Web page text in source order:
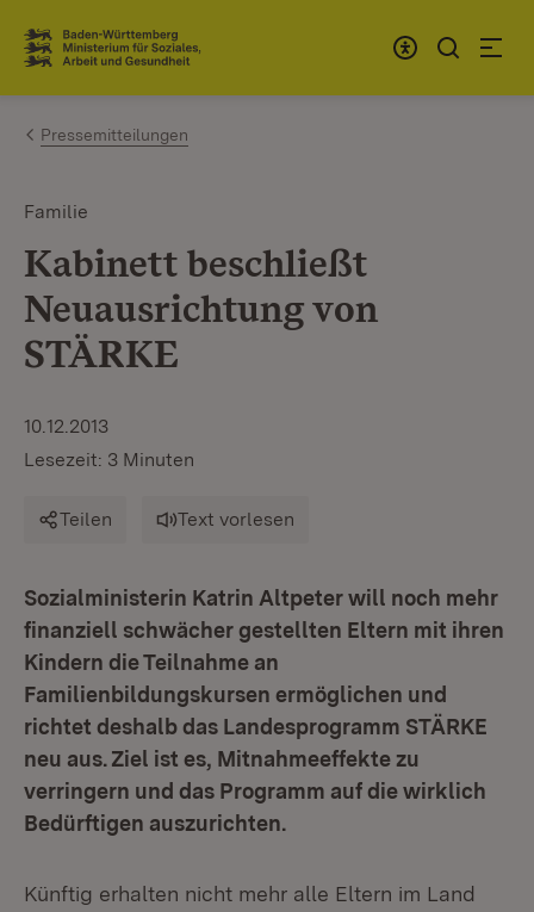
Zum Inhalt springen
Link zur Startseite
Pressemitteilungen
Familie
Kabinett beschließt
Neuausrichtung von
STÄRKE
10.12.2013
Lesezeit: 3 Minuten
Teilen Text vorlesen
Sozialministerin Katrin Altpeter will noch mehr
finanziell schwächer gestellten Eltern mit ihren
Kindern die Teilnahme an
Familienbildungskursen ermöglichen und
richtet deshalb das Landesprogramm STÄRKE
neu aus. Ziel ist es, Mitnahmeeffekte zu
verringern und das Programm auf die wirklich
Bedürftigen auszurichten.
Künftig erhalten nicht mehr alle Eltern im Land